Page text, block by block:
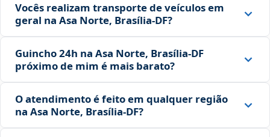
Vocês realizam transporte de veículos em
geral na Asa Norte, Brasília‑DF?
Guincho 24h na Asa Norte, Brasília‑DF
próximo de mim é mais barato?
O atendimento é feito em qualquer região
na Asa Norte, Brasília‑DF?